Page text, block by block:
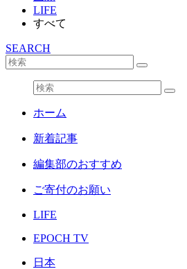
LIFE
すべて
SEARCH
ホーム
新着記事
編集部のおすすめ
ご寄付のお願い
LIFE
EPOCH TV
日本